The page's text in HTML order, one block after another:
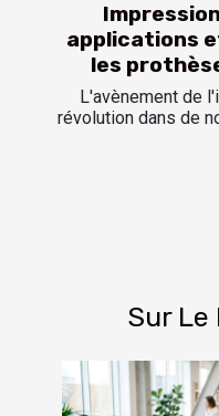
applications
les
L'avènement de
révolution dans de
Sur Le